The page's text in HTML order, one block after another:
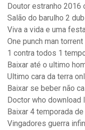
Doutor estranho 2016
Salão do barulho 2
Viva a vida e uma
One punch man torrent
1 contra todos 1
Baixar até o ultimo
Ultimo cara da terra
Baixar se beber não
Doctor who download
Baixar 4 temporada
Vingadores guerra